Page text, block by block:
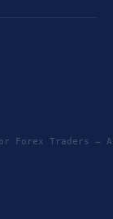
for Forex